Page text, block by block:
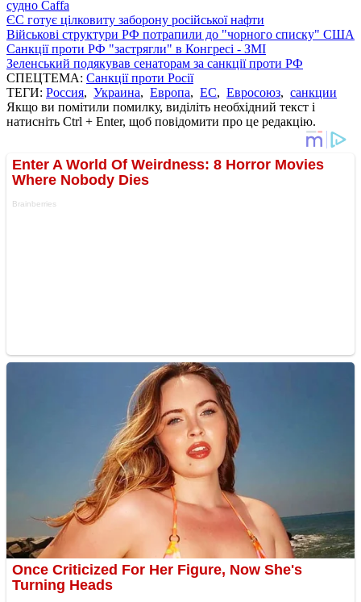
судно Caffa
ЄС готує цілковиту заборону російської нафти
Військові структури РФ потрапили до "чорного списку" США
Санкції проти РФ "застрягли" в Конгресі - ЗМІ
Зеленський подякував сенаторам за санкції проти РФ
СПЕЦТЕМА: Санкції проти Росії
ТЕГИ: Россия, Украина, Европа, ЕС, Евросоюз, санкции
Якщо ви помітили помилку, виділіть необхідний текст і
натисніть Ctrl + Enter, щоб повідомити про це редакцію.